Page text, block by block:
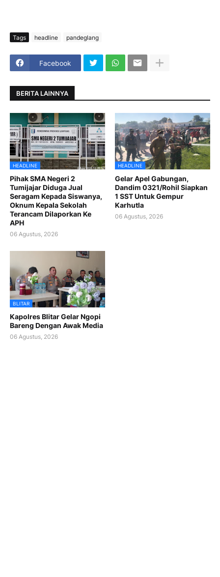
Tags headline pandeglang
Facebook
BERITA LAINNYA
HEADLINE
Pihak SMA Negeri 2
Tumijajar Diduga Jual
Seragam Kepada Siswanya,
Oknum Kepala Sekolah
Terancam Dilaporkan Ke
APH
06 Agustus, 2026
HEADLINE
Gelar Apel Gabungan,
Dandim 0321/Rohil Siapkan
1 SST Untuk Gempur
Karhutla
06 Agustus, 2026
BLITAR
Kapolres Blitar Gelar Ngopi
Bareng Dengan Awak Media
06 Agustus, 2026